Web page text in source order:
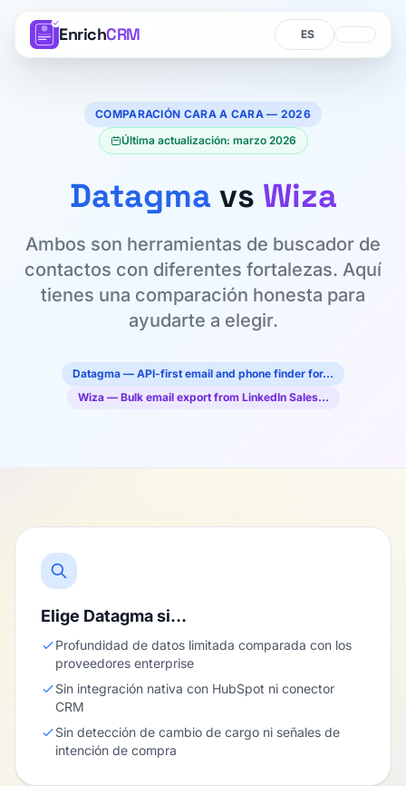
EnrichCRM Idioma
Idioma
COMPARACIÓN CARA A CARA — 2026
Última actualización: marzo 2026
Datagma vs Wiza
Ambos son herramientas de buscador de
contactos con diferentes fortalezas. Aquí
tienes una comparación honesta para
ayudarte a elegir.
Datagma — API-first email and phone finder for…
Wiza — Bulk email export from LinkedIn Sales…
Elige Datagma si…
Profundidad de datos limitada comparada con los
proveedores enterprise
Sin integración nativa con HubSpot ni conector
CRM
Sin detección de cambio de cargo ni señales de
intención de compra